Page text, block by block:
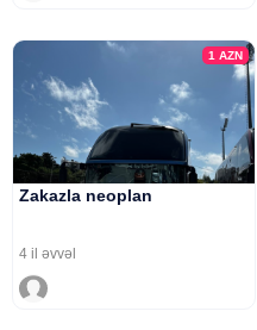
1AZN
Zakazla neoplan
4 il əvvəl